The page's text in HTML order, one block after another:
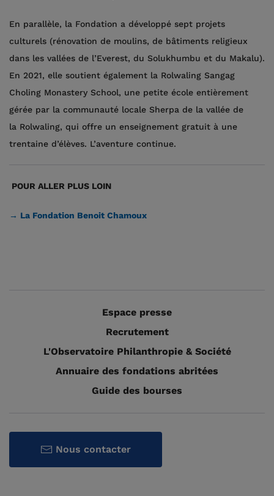
En parallèle, la Fondation a développé sept projets
culturels (rénovation de moulins, de bâtiments religieux
dans les vallées de l’Everest, du Solukhumbu et du Makalu).
En 2021, elle soutient également la Rolwaling Sangag
Choling Monastery School, une petite école entièrement
gérée par la communauté locale Sherpa de la vallée de
la Rolwaling, qui offre un enseignement gratuit à une
trentaine d’élèves. L’aventure continue.
POUR ALLER PLUS LOIN
→ La Fondation Benoit Chamoux
Espace presse
Recrutement
L'Observatoire Philanthropie & Société
Annuaire des fondations abritées
Guide des bourses
Nous contacter